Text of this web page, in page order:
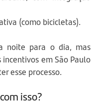
(como bicicletas).
noite para o dia, mas
em São Paulo
esse processo.
isso?